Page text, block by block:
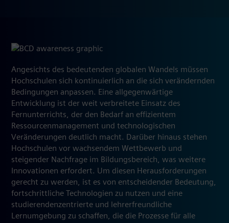
Angesichts des bedeutenden globalen Wandels müssen
Hochschulen sich kontinuierlich an die sich verändernden
Bedingungen anpassen. Eine allgegenwärtige
Entwicklung ist der weit verbreitete Einsatz des
Fernunterrichts, der den Bedarf an effizientem
Ressourcenmanagement und technologischen
Veränderungen deutlich macht. Darüber hinaus stehen
Hochschulen vor wachsendem Wettbewerb und
steigender Nachfrage im Bildungsbereich, was weitere
Innovationen erfordert. Um diesen Herausforderungen
gerecht zu werden, ist es von entscheidender Bedeutung,
fortschrittliche Technologien zu nutzen und eine
studierendenzentrierte und lehrerfreundliche
Lernumgebung zu schaffen, die die Prozesse für alle